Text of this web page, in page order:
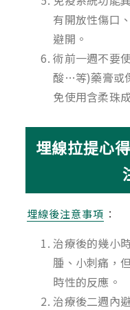
有開放性傷口
避開。
術前一週不要
酸…等)藥膏或
免使用含柔珠
埋線拉提心
埋線後注意事項 ：
治療後的幾小
腫、小刺痛，
時性的反應。
治療後二週內